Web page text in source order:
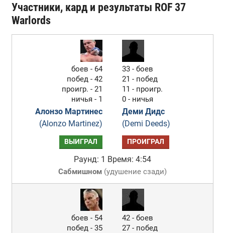
Участники, кард и результаты ROF 37
Warlords
боев - 64
побед - 42
проигр. - 21
ничья - 1
Алонзо Мартинес
(Alonzo Martinez)
33 - боев
21 - побед
11 - проигр.
0 - ничья
Деми Дидс
(Demi Deeds)
ВЫИГРАЛ ПРОИГРАЛ
Раунд: 1 Время: 4:54
Сабмишном(удушение сзади)
боев - 54
побед - 35
42 - боев
27 - побед